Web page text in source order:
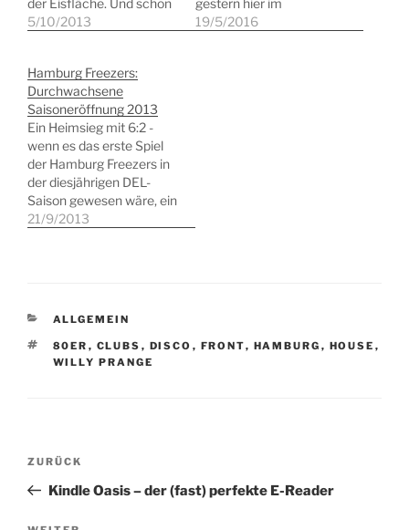
nach 30 Sekunden war
Netz. Die Mannen um
Benoit Laporte waren
sofort da. Die
Wolfsburger indes auch.
Und damit war dieser
Spielstand weniger als 2
Minuten nach…
5/10/2013
Familienleben ein. Wer
19/5/2016
Hamburg Freezers:
Durchwachsene
Saisoneröffnung 2013
Ein Heimsieg mit 6:2 -
wenn es das erste Spiel
der Hamburg Freezers in
der diesjährigen DEL-
Saison gewesen wäre, ein
perfekter Auftakt. Leider
keinesfalls abwertend
gegenüber der DEG
gemeint. Ich bewundere
21/9/2013
KATEGORIEN
ALLGEMEIN
SCHLAGWÖRTER
80ER , CLUBS , DISCO , FRONT, HAMBURG , HOUSE ,
WILLY PRANGE
Beitragsnavigation
Vorheriger
Beitrag
ZURÜCK
Kindle Oasis – der (fast) perfekte E-Reader